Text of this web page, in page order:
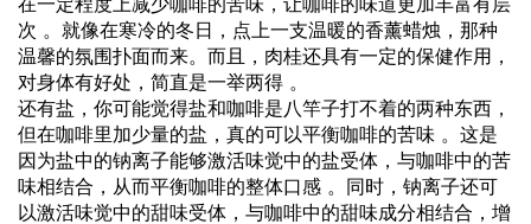
次 。就像在寒冷的冬日，点上一支温暖的香薰蜡烛，那种
温馨的氛围扑面而来。而且，肉桂还具有一定的保健作用，
对身体有好处，简直是一举两得 。
还有盐，你可能觉得盐和咖啡是八竿子打不着的两种东西，
但在咖啡里加少量的盐，真的可以平衡咖啡的苦味 。这是
因为盐中的钠离子能够激活味觉中的盐受体，与咖啡中的苦
味相结合，从而平衡咖啡的整体口感 。同时，钠离子还可
以激活味觉中的甜味受体，与咖啡中的甜味成分相结合，增